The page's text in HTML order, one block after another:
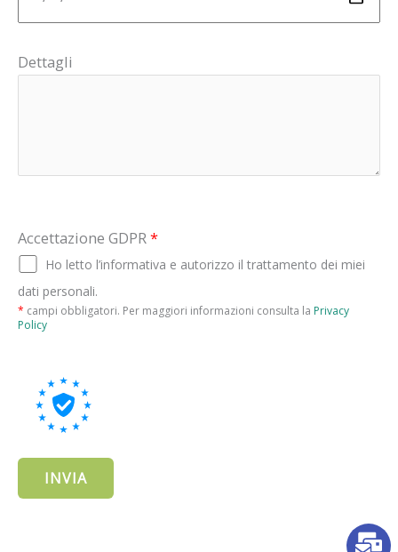
Dettagli
Accettazione GDPR*
Ho letto l’informativa e autorizzo il trattamento dei miei
dati personali.
* campi obbligatori. Per maggiori informazioni consulta la Privacy
Policy